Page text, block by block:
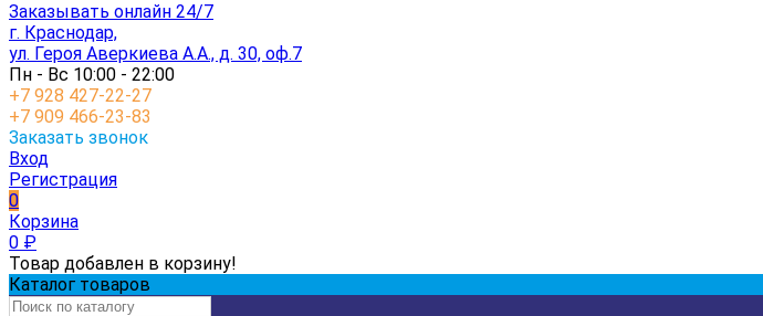
Заказывать онлайн 24/7
г. Краснодар,
ул. Героя Аверкиева А.А., д. 30, оф.7
Пн - Вс 10:00 - 22:00
+7 928 427-22-27
+7 909 466-23-83
Заказать звонок
Вход
Регистрация
0
Корзина
0 ₽
Товар добавлен в корзину!
Каталог товаров